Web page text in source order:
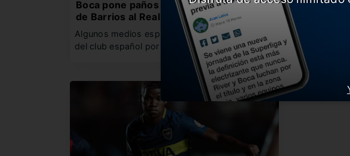
Boca pone paños fríos sobre el rumor
de Barrios al Real
Algunos medios españoles hablan del interés
del club español por el mediocampista…
Barrios
recuperó